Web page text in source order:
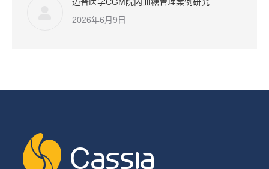
2026年6月9日